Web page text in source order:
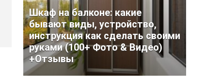
Шкаф на балконе: какие
бывают виды, устройство,
инструкция как сделать своими
руками (100+ Фото & Видео)
+Отзывы